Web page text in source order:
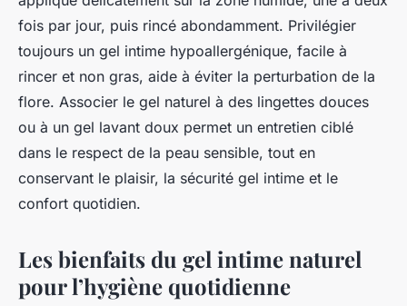
fois par jour, puis rincé abondamment. Privilégier
toujours un gel intime hypoallergénique, facile à
rincer et non gras, aide à éviter la perturbation de la
flore. Associer le gel naturel à des lingettes douces
ou à un gel lavant doux permet un entretien ciblé
dans le respect de la peau sensible, tout en
conservant le plaisir, la sécurité gel intime et le
confort quotidien.
Les bienfaits du gel intime naturel
pour l’hygiène quotidienne